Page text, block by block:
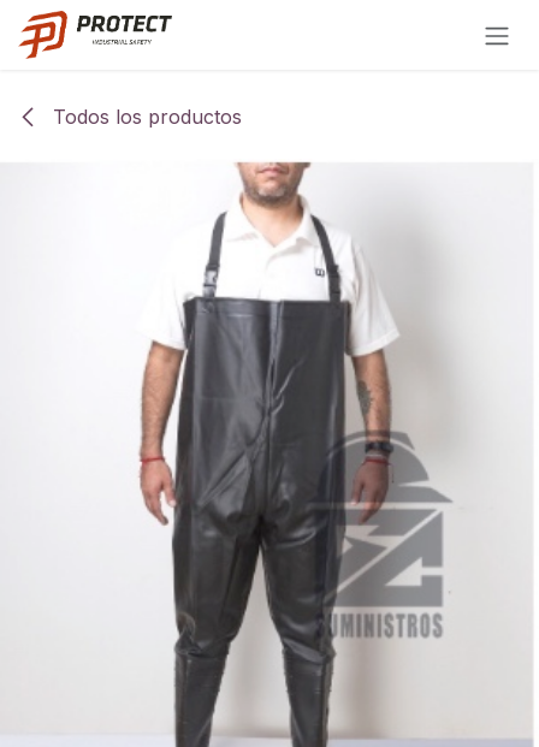
Ir al contenido
Todos los productos